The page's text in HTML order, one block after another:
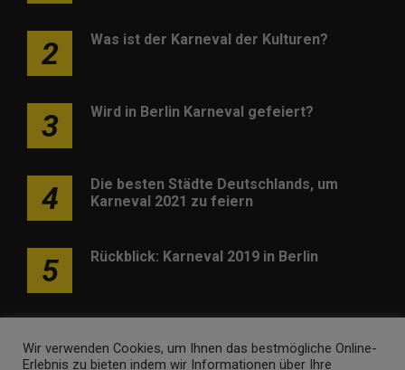
2 Was ist der Karneval der Kulturen?
3 Wird in Berlin Karneval gefeiert?
4
Die besten Städte Deutschlands, um
Karneval 2021 zu feiern
5 Rückblick: Karneval 2019 in Berlin
Wir verwenden Cookies, um Ihnen das bestmögliche Online-
Erlebnis zu bieten indem wir Informationen über Ihre